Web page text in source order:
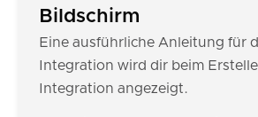
Bildschirm
Eine ausführliche Anleitung für
Integration wird dir beim
Integration angezeigt.